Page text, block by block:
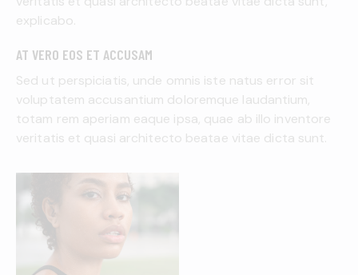
explicabo.
AT VERO EOS ET ACCUSAM
Sed ut perspiciatis, unde omnis iste natus error sit
voluptatem accusantium doloremque laudantium,
totam rem aperiam eaque ipsa, quae ab illo inventore
veritatis et quasi architecto beatae vitae dicta sunt.